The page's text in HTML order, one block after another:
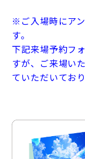
※ご入場時にア
す。
下記来場予約フ
すが、ご来場い
ていただいてお